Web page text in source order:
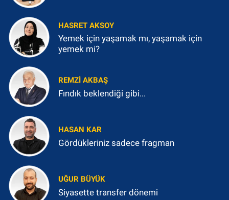
HASRET AKSOY
Yemek için yaşamak mı, yaşamak için
yemek mi?
REMZI AKBAŞ
Fındık beklendiği gibi...
HASAN KAR
Gördükleriniz sadece fragman
UĞUR BÜYÜK
Siyasette transfer dönemi